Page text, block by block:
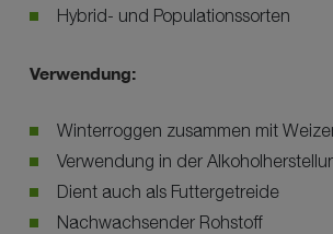
Hybrid- und Populationssorten
Verwendung:
Winterroggen zusammen mit
Verwendung in der
Dient auch als Futtergetreide
Nachwachsender Rohstoff